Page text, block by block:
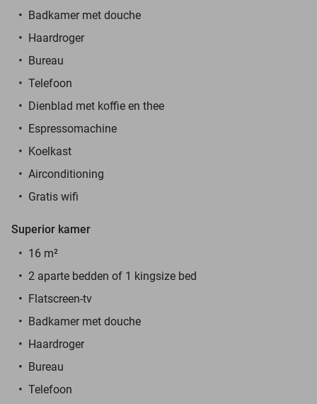
Badkamer met douche
Haardroger
Bureau
Telefoon
Dienblad met koffie en thee
Espressomachine
Koelkast
Airconditioning
Gratis wifi
Superior kamer
16 m²
2 aparte bedden of 1 kingsize bed
Flatscreen-tv
Badkamer met douche
Haardroger
Bureau
Telefoon